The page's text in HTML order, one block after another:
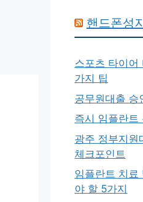
핸드폰성
스포츠 타이어
가지 팁
공무원대출 승
즉시 임플란트
광주 정부지원
체크포인트
임플란트 치료
야 할 5가지